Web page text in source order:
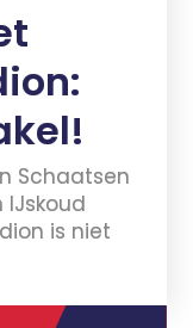
Schaatsen
IJskoud
is niet